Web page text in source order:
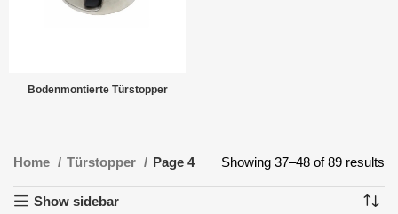
Bodenmontierte Türstopper
Home Türstopper Page 4 Showing 37–48 of 89 results
Show sidebar